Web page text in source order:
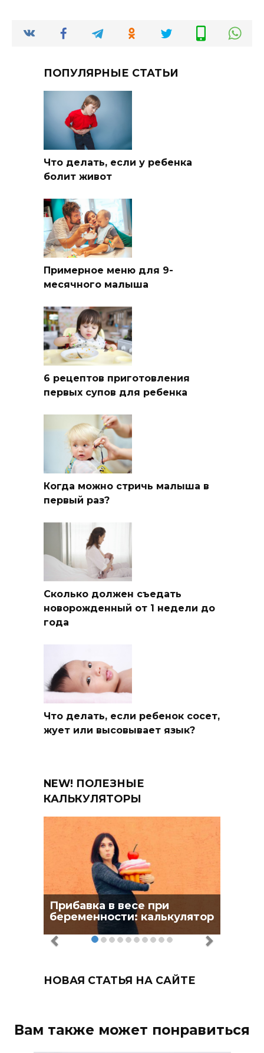
ПОПУЛЯРНЫЕ СТАТЬИ
Что делать, если у ребенка
болит живот
Примерное меню для 9-
месячного малыша
6 рецептов приготовления
первых супов для ребенка
Когда можно стричь малыша в
первый раз?
Сколько должен съедать
новорожденный от 1 недели до
года
Что делать, если ребенок сосет,
жует или высовывает язык?
NEW! ПОЛЕЗНЫЕ
КАЛЬКУЛЯТОРЫ
Прибавка в весе при
беременности: калькулятор
НОВАЯ СТАТЬЯ НА САЙТЕ
Вам также может понравиться